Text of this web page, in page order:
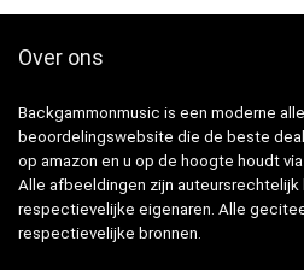
Over ons
Backgammonmusic is een moderne
beoordelingswebsite die de beste
op amazon en u op de hoogte houdt
Alle afbeeldingen zijn auteursrechtelijk
respectievelijke eigenaren. Alle
respectievelijke bronnen.